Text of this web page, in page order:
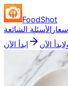
FoodShot
الأسئلة الشائعة
ابدأ الآن ابدأ الآن